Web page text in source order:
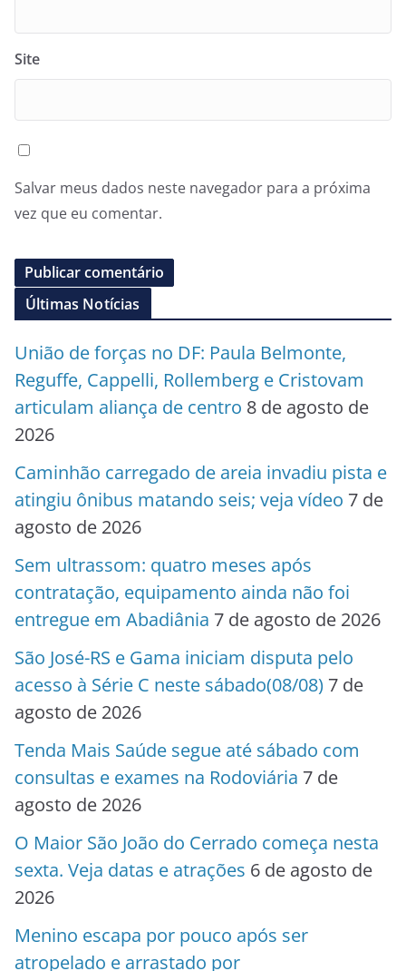
Site
Salvar meus dados neste navegador para a próxima
vez que eu comentar.
Últimas Notícias
União de forças no DF: Paula Belmonte,
Reguffe, Cappelli, Rollemberg e Cristovam
articulam aliança de centro 8 de agosto de
2026
Caminhão carregado de areia invadiu pista e
atingiu ônibus matando seis; veja vídeo 7 de
agosto de 2026
Sem ultrassom: quatro meses após
contratação, equipamento ainda não foi
entregue em Abadiânia 7 de agosto de 2026
São José-RS e Gama iniciam disputa pelo
acesso à Série C neste sábado(08/08) 7 de
agosto de 2026
Tenda Mais Saúde segue até sábado com
consultas e exames na Rodoviária 7 de
agosto de 2026
O Maior São João do Cerrado começa nesta
sexta. Veja datas e atrações 6 de agosto de
2026
Menino escapa por pouco após ser
atropelado e arrastado por